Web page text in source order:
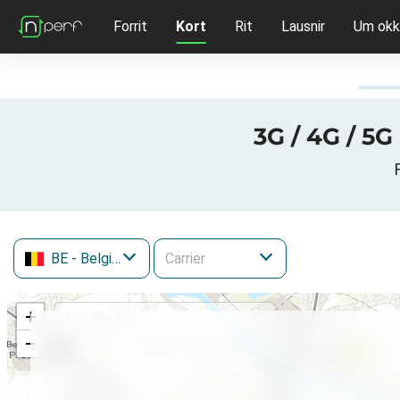
Forrit Kort Rit Lausnir Um
3G / 4G /
BE - Belgium
+
−